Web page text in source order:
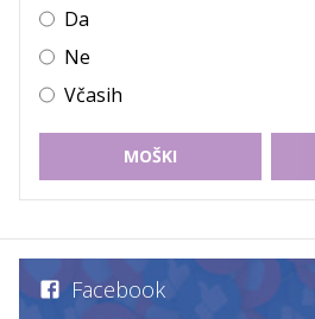
Da
Ne
Včasih
MOŠKI
Facebook